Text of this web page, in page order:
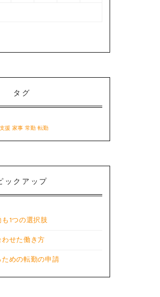
タグ
援 家事 常勤 転勤
ックアップ
1つの選択肢
せた働き方
めの転勤の申請